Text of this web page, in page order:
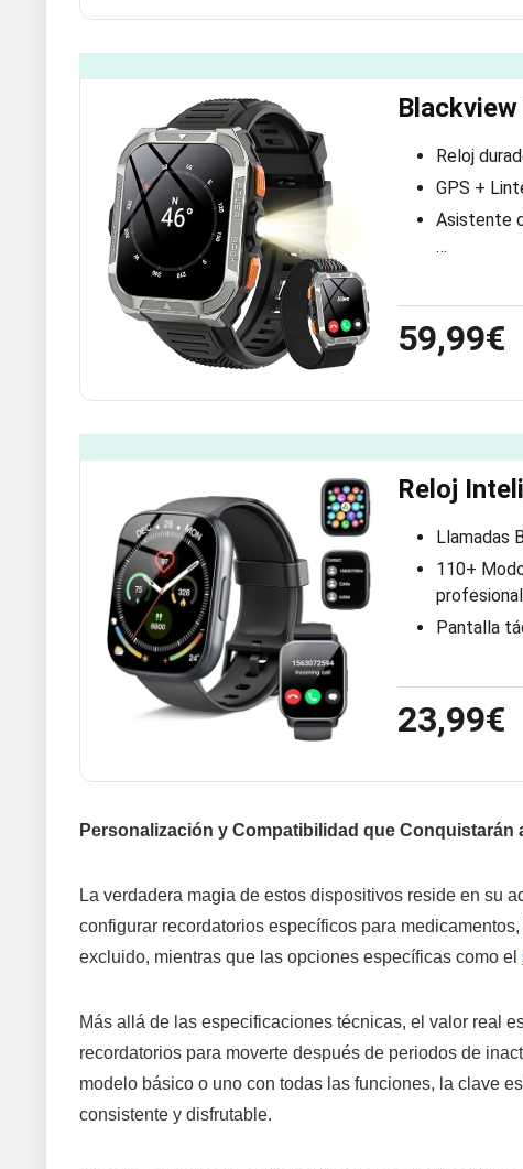
Reloj
GPS +
Asistente
…
59,99€
Reloj
Llamadas
110+
Pantalla
23,99€
Personalización y Compatibilidad que Conquistarán
La verdadera magia de estos dispositivos reside en su
configurar recordatorios específicos para
excluido, mientras que las opciones específicas como el
Más allá de las especificaciones técnicas, el valor real
recordatorios para moverte después de periodos de
modelo básico o uno con todas las funciones, la clave
consistente y disfrutable.